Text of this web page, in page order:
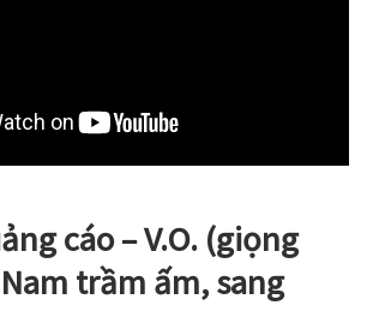
cáo – V.O. (giọng
trầm ấm, sang